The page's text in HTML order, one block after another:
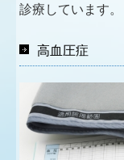
診療しています。
高血圧症